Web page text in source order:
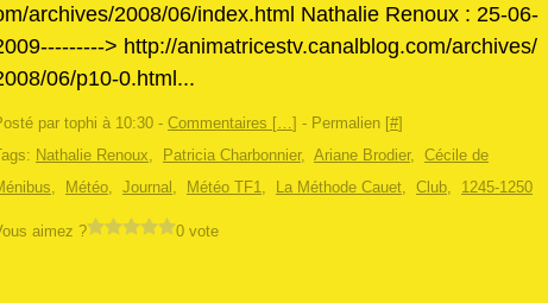
archives/2008/06/index.html Nathalie Renoux : 25-06-
> http://animatricestv.canalblog.com/archives/
06/p10-0.html...
par tophi à 10:30 - Commentaires […] - Permalien [#]
Nathalie Renoux, Patricia Charbonnier, Ariane Brodier, Cécile de
, Météo, Journal , Météo TF1, La Méthode Cauet, Club, 1245-1250
aimez ? 0 vote